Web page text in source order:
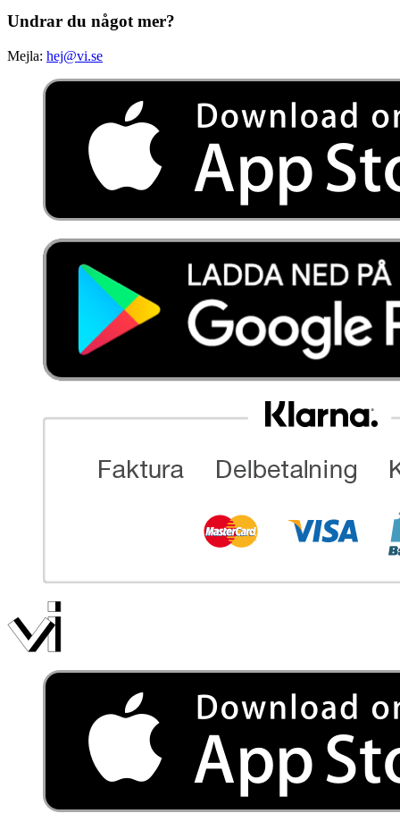
Undrar du något mer?
Mejla: hej@vi.se